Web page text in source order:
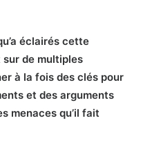
éclairés cette
sur de multiples
à la fois des clés pour
et des arguments
menaces qu’il fait